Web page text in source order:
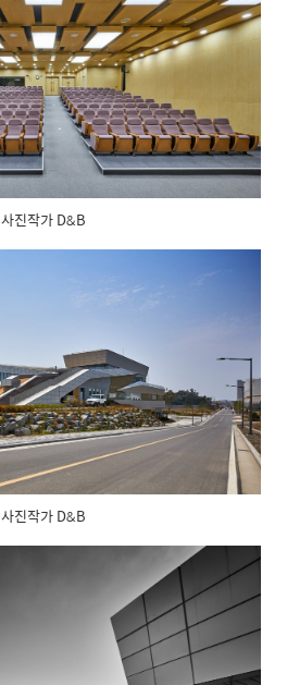
사진작가 D&B
사진작가 D&B